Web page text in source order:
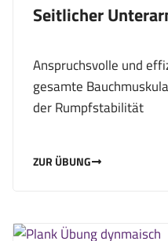
Seitlicher
Anspruchsvolle und
gesamte
der Rumpfstabilität
ZUR ÜBUNG